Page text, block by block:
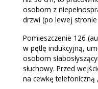
osobom z
drzwi (po lewej
Pomieszczenie 126
w pętlę indukcyjną,
osobom
słuchowy. Przed
na cewkę telefoniczną